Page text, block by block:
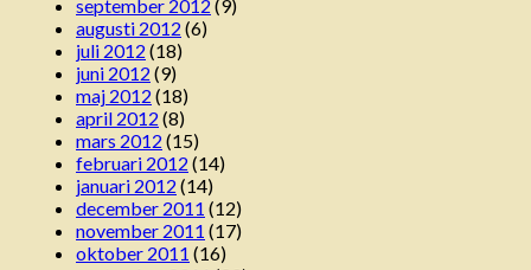
september 2012 (9)
augusti 2012 (6)
juli 2012 (18)
juni 2012 (9)
maj 2012 (18)
april 2012 (8)
mars 2012 (15)
februari 2012 (14)
januari 2012 (14)
december 2011 (12)
november 2011 (17)
oktober 2011 (16)